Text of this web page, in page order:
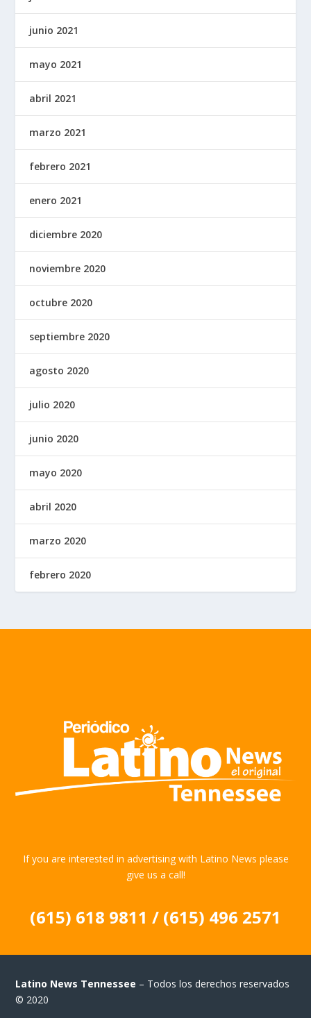
junio 2021
mayo 2021
abril 2021
marzo 2021
febrero 2021
enero 2021
diciembre 2020
noviembre 2020
octubre 2020
septiembre 2020
agosto 2020
julio 2020
junio 2020
mayo 2020
abril 2020
marzo 2020
febrero 2020
If you are interested in advertising with Latino News please
give us a call!
(615) 618 9811 / (615) 496 2571
Latino News Tennessee – Todos los derechos reservados
© 2020